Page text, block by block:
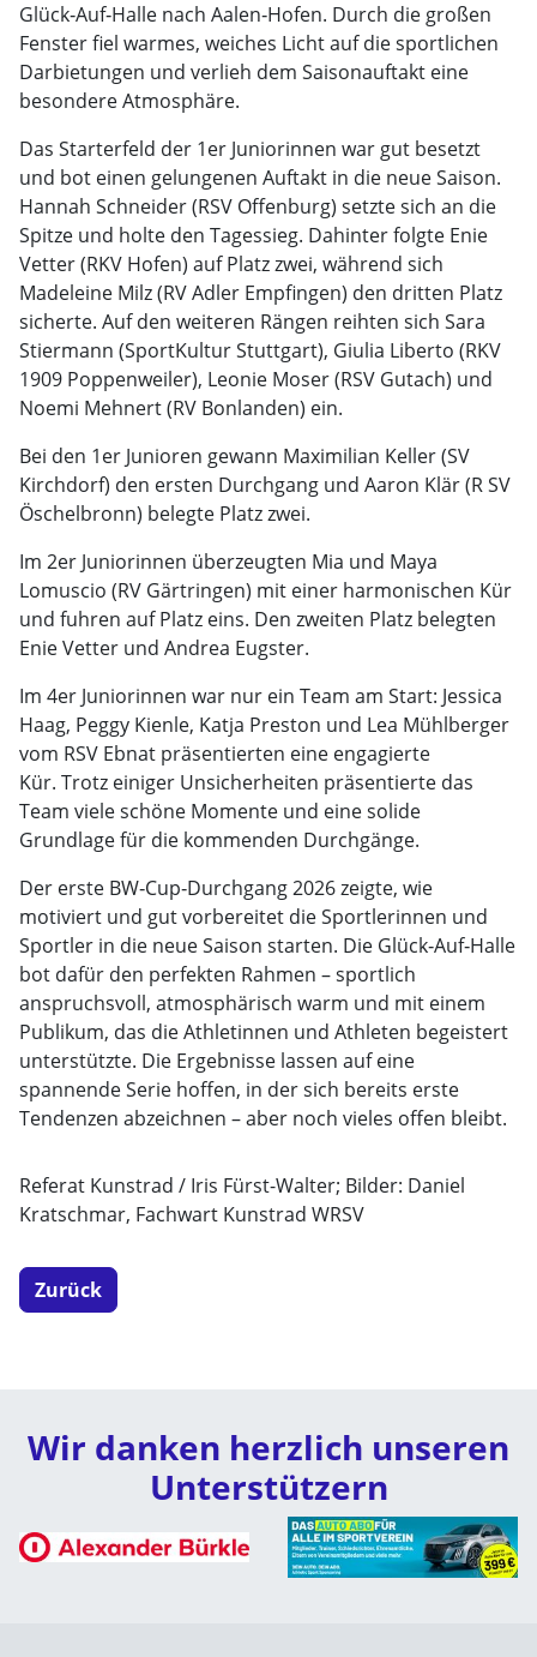
Glück‑Auf‑Halle nach Aalen‑Hofen. Durch die großen
Fenster fiel warmes, weiches Licht auf die sportlichen
Darbietungen und verlieh dem Saisonauftakt eine
besondere Atmosphäre.
Das Starterfeld der 1er Juniorinnen war gut besetzt
und bot einen gelungenen Auftakt in die neue Saison.
Hannah Schneider (RSV Offenburg) setzte sich an die
Spitze und holte den Tagessieg. Dahinter folgte Enie
Vetter (RKV Hofen) auf Platz zwei, während sich
Madeleine Milz (RV Adler Empfingen) den dritten Platz
sicherte. Auf den weiteren Rängen reihten sich Sara
Stiermann (SportKultur Stuttgart), Giulia Liberto (RKV
1909 Poppenweiler), Leonie Moser (RSV Gutach) und
Noemi Mehnert (RV Bonlanden) ein.
Bei den 1er Junioren gewann Maximilian Keller (SV
Kirchdorf) den ersten Durchgang und Aaron Klär (R SV
Öschelbronn) belegte Platz zwei.
Im 2er Juniorinnen überzeugten Mia und Maya
Lomuscio (RV Gärtringen) mit einer harmonischen Kür
und fuhren auf Platz eins. Den zweiten Platz belegten
Enie Vetter und Andrea Eugster.
Im 4er Juniorinnen war nur ein Team am Start: Jessica
Haag, Peggy Kienle, Katja Preston und Lea Mühlberger
vom RSV Ebnat präsentierten eine engagierte
Kür. Trotz einiger Unsicherheiten präsentierte das
Team viele schöne Momente und eine solide
Grundlage für die kommenden Durchgänge.
Der erste BW‑Cup‑Durchgang 2026 zeigte, wie
motiviert und gut vorbereitet die Sportlerinnen und
Sportler in die neue Saison starten. Die Glück‑Auf‑Halle
bot dafür den perfekten Rahmen – sportlich
anspruchsvoll, atmosphärisch warm und mit einem
Publikum, das die Athletinnen und Athleten begeistert
unterstützte. Die Ergebnisse lassen auf eine
spannende Serie hoffen, in der sich bereits erste
Tendenzen abzeichnen – aber noch vieles offen bleibt.
Referat Kunstrad / Iris Fürst-Walter; Bilder: Daniel
Kratschmar, Fachwart Kunstrad WRSV
Zurück
Wir danken herzlich unseren
Unterstützern